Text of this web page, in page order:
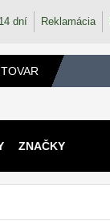
dní Reklamácia
ZNAČKY